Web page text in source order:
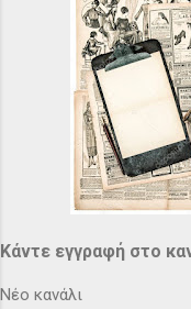
Κάντε εγγραφή στο
Νέο κανάλι